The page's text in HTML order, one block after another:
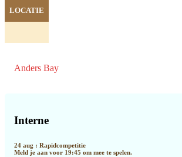
LOCATIE
Anders Bay
Sidebar
Interne
24 aug : Rapidcompetitie
Meld je aan voor 19:45 om mee te spelen.